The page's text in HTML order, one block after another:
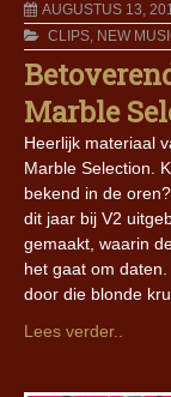
AUGUSTUS 13,
CLIPS, NEW
Marble
Heerlijk materiaal
Marble Selection.
bekend in de
dit jaar bij V2
gemaakt, waarin
het gaat om
door die blonde
Lees verder..